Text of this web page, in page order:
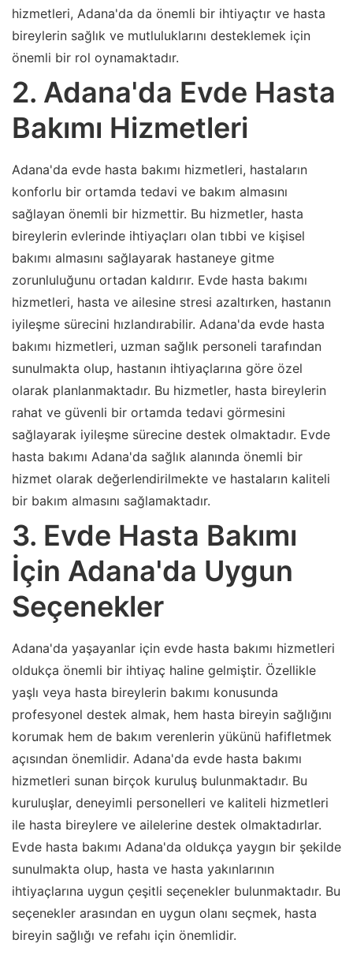
hizmetleri, Adana'da da önemli bir ihtiyaçtır ve hasta
bireylerin sağlık ve mutluluklarını desteklemek için
önemli bir rol oynamaktadır.
2. Adana'da Evde Hasta
Bakımı Hizmetleri
Adana'da evde hasta bakımı hizmetleri, hastaların
konforlu bir ortamda tedavi ve bakım almasını
sağlayan önemli bir hizmettir. Bu hizmetler, hasta
bireylerin evlerinde ihtiyaçları olan tıbbi ve kişisel
bakımı almasını sağlayarak hastaneye gitme
zorunluluğunu ortadan kaldırır. Evde hasta bakımı
hizmetleri, hasta ve ailesine stresi azaltırken, hastanın
iyileşme sürecini hızlandırabilir. Adana'da evde hasta
bakımı hizmetleri, uzman sağlık personeli tarafından
sunulmakta olup, hastanın ihtiyaçlarına göre özel
olarak planlanmaktadır. Bu hizmetler, hasta bireylerin
rahat ve güvenli bir ortamda tedavi görmesini
sağlayarak iyileşme sürecine destek olmaktadır. Evde
hasta bakımı Adana'da sağlık alanında önemli bir
hizmet olarak değerlendirilmekte ve hastaların kaliteli
bir bakım almasını sağlamaktadır.
3. Evde Hasta Bakımı
İçin Adana'da Uygun
Seçenekler
Adana'da yaşayanlar için evde hasta bakımı hizmetleri
oldukça önemli bir ihtiyaç haline gelmiştir. Özellikle
yaşlı veya hasta bireylerin bakımı konusunda
profesyonel destek almak, hem hasta bireyin sağlığını
korumak hem de bakım verenlerin yükünü hafifletmek
açısından önemlidir. Adana'da evde hasta bakımı
hizmetleri sunan birçok kuruluş bulunmaktadır. Bu
kuruluşlar, deneyimli personelleri ve kaliteli hizmetleri
ile hasta bireylere ve ailelerine destek olmaktadırlar.
Evde hasta bakımı Adana'da oldukça yaygın bir şekilde
sunulmakta olup, hasta ve hasta yakınlarının
ihtiyaçlarına uygun çeşitli seçenekler bulunmaktadır. Bu
seçenekler arasından en uygun olanı seçmek, hasta
bireyin sağlığı ve refahı için önemlidir.